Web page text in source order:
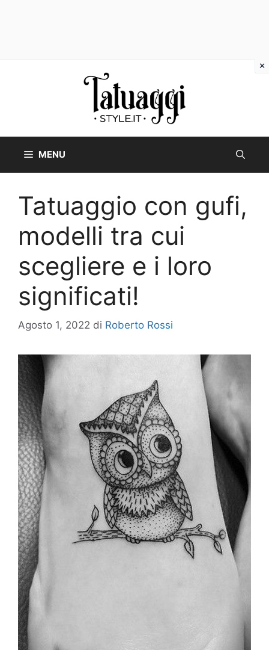
MENU
Tatuaggio con gufi,
modelli tra cui
scegliere e i loro
significati!
Agosto 1, 2022 di Roberto Rossi